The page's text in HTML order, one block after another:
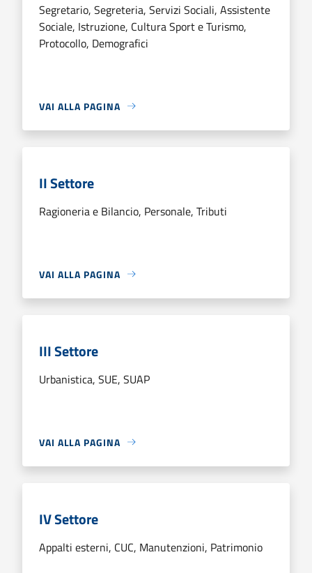
Segretario, Segreteria, Servizi Sociali, Assistente
Sociale, Istruzione, Cultura Sport e Turismo,
Protocollo, Demografici
VAI ALLA PAGINA
II Settore
Ragioneria e Bilancio, Personale, Tributi
VAI ALLA PAGINA
III Settore
Urbanistica, SUE, SUAP
VAI ALLA PAGINA
IV Settore
Appalti esterni, CUC, Manutenzioni, Patrimonio